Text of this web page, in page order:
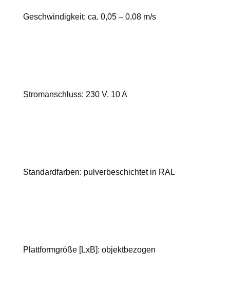
Geschwindigkeit: ca. 0,05 – 0,08 m/s
Stromanschluss: 230 V, 10 A
Standardfarben: pulverbeschichtet in RAL
Plattformgröße [LxB]: objektbezogen